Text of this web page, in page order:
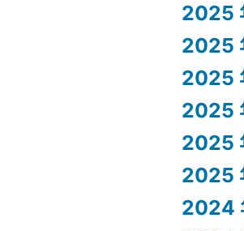
2025
2025
2025
2025
2025
2025
2024